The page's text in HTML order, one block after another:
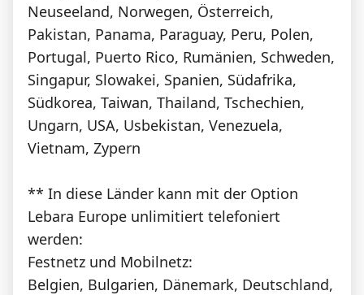
Neuseeland, Norwegen, Österreich,
Pakistan, Panama, Paraguay, Peru, Polen,
Portugal, Puerto Rico, Rumänien, Schweden,
Singapur, Slowakei, Spanien, Südafrika,
Südkorea, Taiwan, Thailand, Tschechien,
Ungarn, USA, Usbekistan, Venezuela,
Vietnam, Zypern
** In diese Länder kann mit der Option
Lebara Europe unlimitiert telefoniert
werden:
Festnetz und Mobilnetz:
Belgien, Bulgarien, Dänemark, Deutschland,